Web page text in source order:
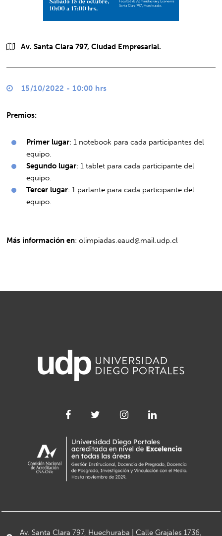
Av. Santa Clara 797, Ciudad Empresarial.
15/10/2022 - 10:00 hrs
Premios:
Primer lugar: 1 notebook para cada participantes del
equipo.
Segundo lugar: 1 tablet para cada participante del
equipo.
Tercer lugar: 1 parlante para cada participante del
equipo.
Más información en:olimpiadas.eaud@mail.udp.cl
Av. Santa Clara 797, Huechuraba | Calle Grajales 1736,